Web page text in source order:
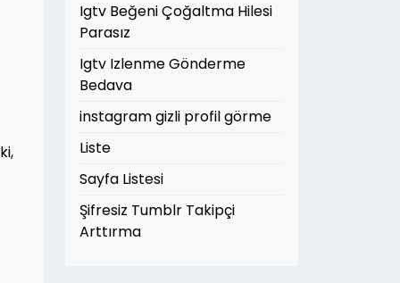
Igtv Beğeni Çoğaltma Hilesi
Parasız
Igtv Izlenme Gönderme
Bedava
instagram gizli profil görme
Liste
Sayfa Listesi
Şifresiz Tumblr Takipçi
Arttırma